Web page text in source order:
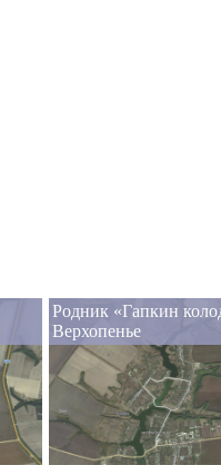
Родник «Гапкин
Верхопенье